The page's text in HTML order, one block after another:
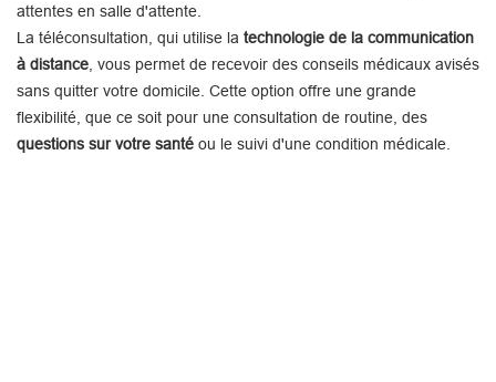
attentes en salle d'attente.
La téléconsultation, qui utilise la technologie de la communication
à distance , vous permet de recevoir des conseils médicaux avisés
sans quitter votre domicile. Cette option offre une grande
flexibilité, que ce soit pour une consultation de routine, des
questions sur votre santé ou le suivi d'une condition médicale.